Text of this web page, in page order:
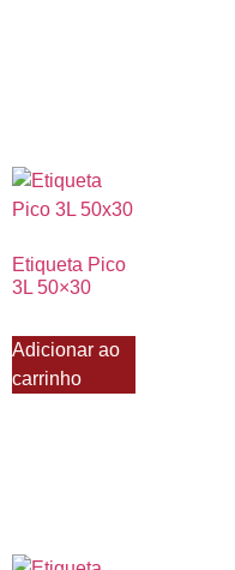
Etiqueta Pico
3L 50×30
Adicionar ao
carrinho